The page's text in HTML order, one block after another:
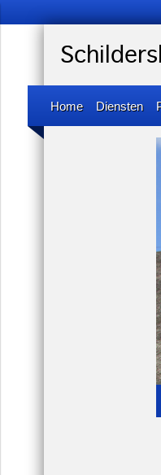
Home Diensten